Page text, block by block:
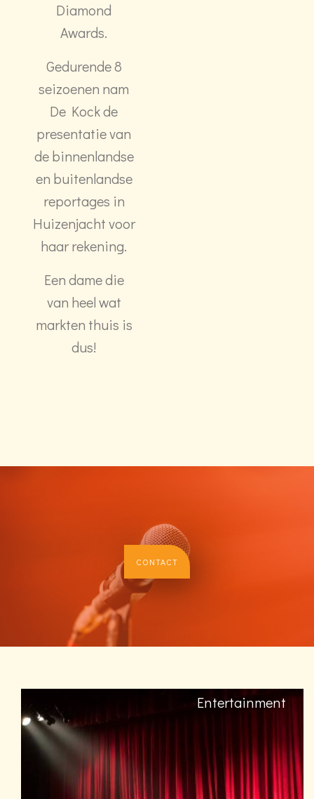
Diamond
Awards.
Gedurende 8
seizoenen nam
De Kock de
presentatie van
de binnenlandse
en buitenlandse
reportages in
Huizenjacht voor
haar rekening.
Een dame die
van heel wat
markten thuis is
dus!
CONTACT
Entertainment